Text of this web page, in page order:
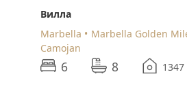
Вилла
Marbella
Marbella Golden
Camojan
6 8 1347